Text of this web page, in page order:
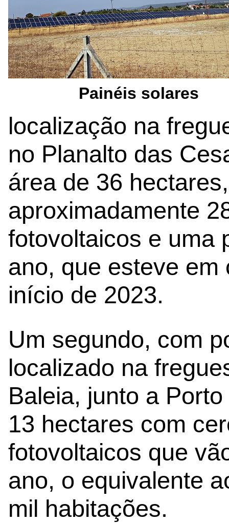
Painéis solares
localização na
no Planalto das
área de 36
aproximadamente
fotovoltaicos e uma
ano, que esteve
início de 2023.
Um segundo, com
localizado na
Baleia, junto a
13 hectares com
fotovoltaicos que
ano, o equivalente
mil habitações.